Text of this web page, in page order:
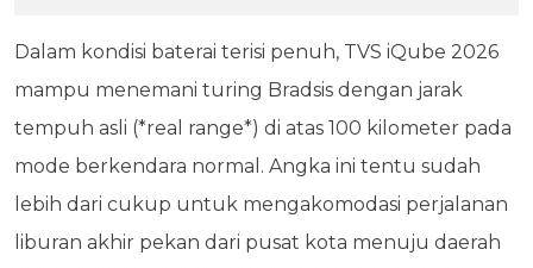
Dalam kondisi baterai terisi penuh, TVS iQube 2026
mampu menemani turing Bradsis dengan jarak
tempuh asli (*real range*) di atas 100 kilometer pada
mode berkendara normal. Angka ini tentu sudah
lebih dari cukup untuk mengakomodasi perjalanan
liburan akhir pekan dari pusat kota menuju daerah